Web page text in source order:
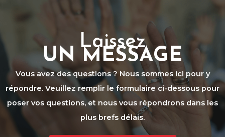
Laissez
UN MESSAGE
Vous avez des questions ? Nous sommes ici pour y
répondre. Veuillez remplir le formulaire ci-dessous pour
poser vos questions, et nous vous répondrons dans les
plus brefs délais.